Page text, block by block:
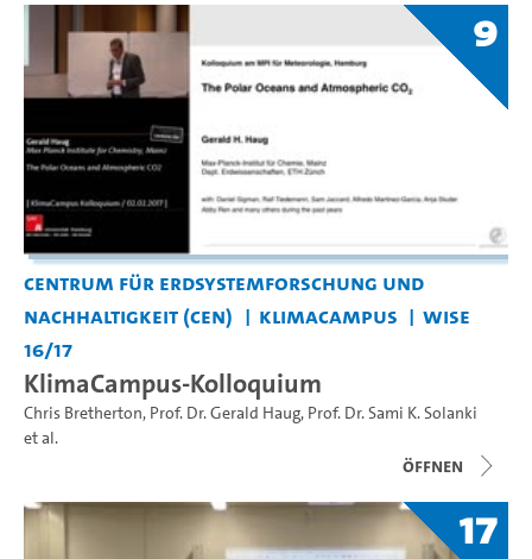
9
Centrum für Erdsystemforschung und
Nachhaltigkeit (CEN)
KlimaCampus
WiSe
16/17
KlimaCampus-Kolloquium
Chris Bretherton, Prof. Dr. Gerald Haug, Prof. Dr. Sami K. Solanki
et al.
Öffnen
17